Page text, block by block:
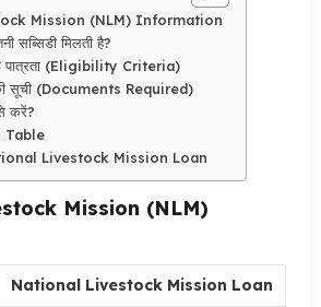
Mission (NLM) Information
सब्सिडी मिलती है?
पात्रता (Eligibility Criteria)
सूची (Documents Required)
करें?
Table
Livestock Mission Loan
Mission (NLM)
National Livestock Mission Loan